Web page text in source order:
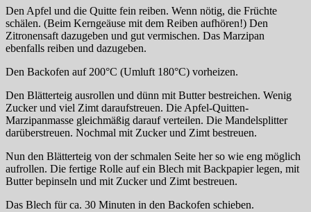
Den Apfel und die Quitte fein reiben. Wenn nötig, die Früchte
schälen. (Beim Kerngeäuse mit dem Reiben aufhören!) Den
Zitronensaft dazugeben und gut vermischen. Das Marzipan
ebenfalls reiben und dazugeben.
Den Backofen auf 200°C (Umluft 180°C) vorheizen.
Den Blätterteig ausrollen und dünn mit Butter bestreichen. Wenig
Zucker und viel Zimt daraufstreuen. Die Apfel-Quitten-
Marzipanmasse gleichmäßig darauf verteilen. Die Mandelsplitter
darüberstreuen. Nochmal mit Zucker und Zimt bestreuen.
Nun den Blätterteig von der schmalen Seite her so wie eng möglich
aufrollen. Die fertige Rolle auf ein Blech mit Backpapier legen, mit
Butter bepinseln und mit Zucker und Zimt bestreuen.
Das Blech für ca. 30 Minuten in den Backofen schieben.